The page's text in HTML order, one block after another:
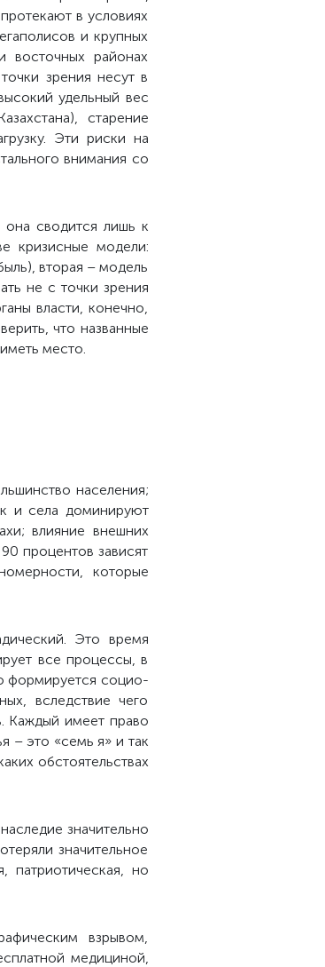
в условиях
и крупных
восточных районах
зрения несут в
удельный вес
старение
Эти риски на
внимания со
сводится лишь к
кризисные модели:
вторая – модель
не с точки зрения
власти, конечно,
что названные
место.
населения;
и села доминируют
влияние внешних
процентов зависят
которые
Это время
все процессы, в
формируется социо-
вследствие чего
Каждый имеет право
– это «семь я» и так
обстоятельствах
значительно
значительное
патриотическая, но
взрывом,
медициной,